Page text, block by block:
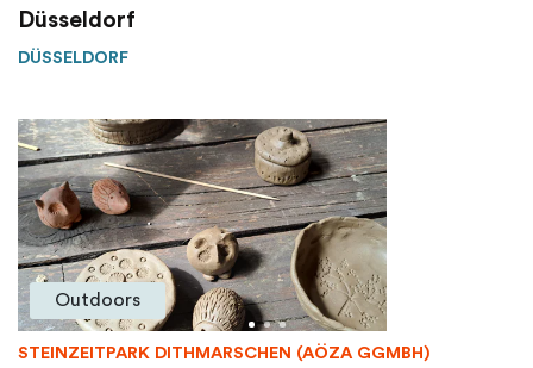
Düsseldorf
DÜSSELDORF
Outdoors
STEINZEITPARK DITHMARSCHEN (AÖZA GGMBH)